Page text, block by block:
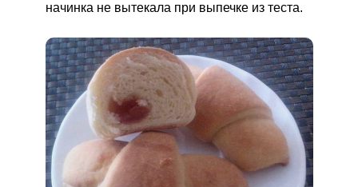
начинка не вытекала при выпечке из теста.